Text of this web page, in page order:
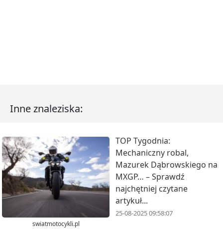
Inne znaleziska:
swiatmotocykli.pl
TOP Tygodnia:
Mechaniczny robal,
Mazurek Dąbrowskiego na
MXGP… – Sprawdź
najchętniej czytane
artykuł...
25-08-2025 09:58:07